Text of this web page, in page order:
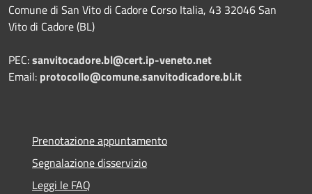
Comune di San Vito di Cadore Corso Italia, 43 32046 San
Vito di Cadore (BL)
PEC:sanvitocadore.bl@cert.ip-veneto.net
Email: protocollo@comune.sanvitodicadore.bl.it
Prenotazione appuntamento
Segnalazione disservizio
Leggi le FAQ